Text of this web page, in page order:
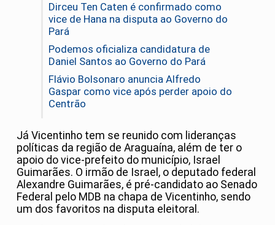
Dirceu Ten Caten é confirmado como
vice de Hana na disputa ao Governo do
Pará
Podemos oficializa candidatura de
Daniel Santos ao Governo do Pará
Flávio Bolsonaro anuncia Alfredo
Gaspar como vice após perder apoio do
Centrão
Já Vicentinho tem se reunido com lideranças
políticas da região de Araguaína, além de ter o
apoio do vice-prefeito do município, Israel
Guimarães. O irmão de Israel, o deputado federal
Alexandre Guimarães, é pré-candidato ao Senado
Federal pelo MDB na chapa de Vicentinho, sendo
um dos favoritos na disputa eleitoral.